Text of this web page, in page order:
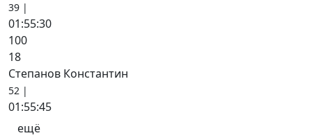
39 |
01:55:30
100
18
Степанов Константин
52 |
01:55:45
ещё